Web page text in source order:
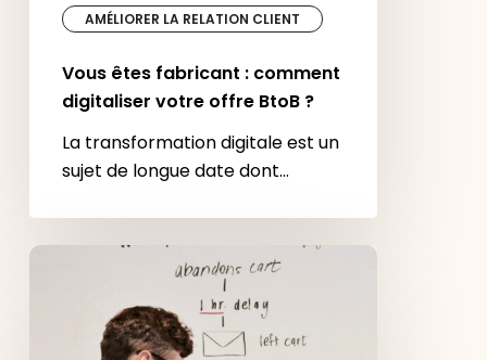
AMÉLIORER LA RELATION CLIENT
Vous êtes fabricant : comment
digitaliser votre offre BtoB ?
La transformation digitale est un
sujet de longue date dont…
Marketing